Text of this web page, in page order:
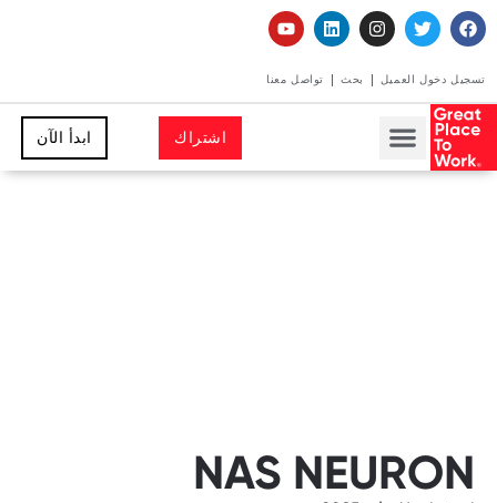
تسجيل دخول العميل بحث تواصل معنا
اشتراك ابدأ الآن
NAS NEURON